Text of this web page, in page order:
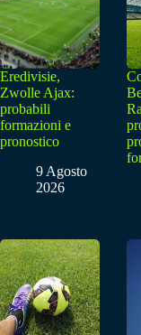
Eredivisie,
Zwolle Ajax:
probabili
formazioni e
pronostico
9 Agosto
2026